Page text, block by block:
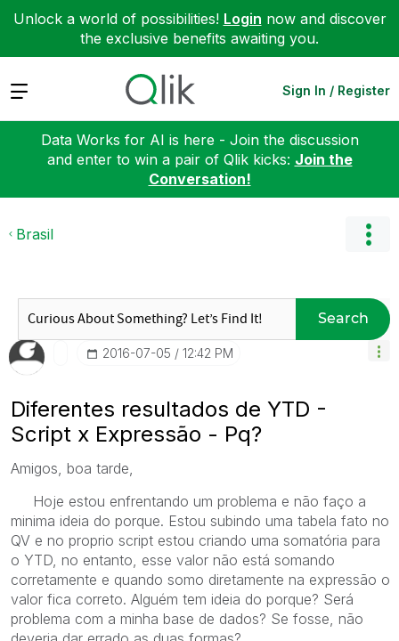
Unlock a world of possibilities! Login now and discover
the exclusive benefits awaiting you.
Expand Sign In / Register
Data Works for AI is here - Join the discussion
and enter to win a pair of Qlik kicks: Join the
Conversation!
Brasil
Search
‎2016-07-05 12:42 PM
Diferentes resultados de YTD -
Script x Expressão - Pq?
Amigos, boa tarde,
Hoje estou enfrentando um problema e não faço a
minima ideia do porque. Estou subindo uma tabela fato no
QV e no proprio script estou criando uma somatória para
o YTD, no entanto, esse valor não está somando
corretamente e quando somo diretamente na expressão o
valor fica correto. Alguém tem ideia do porque? Será
problema com a minha base de dados? Se fosse, não